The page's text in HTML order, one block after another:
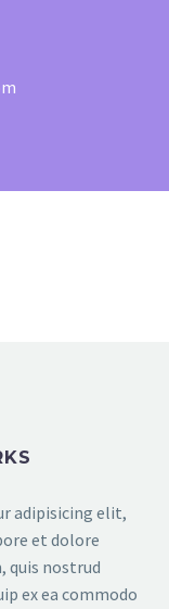
adipisicing elit,
et dolore
quis nostrud
ex ea commodo